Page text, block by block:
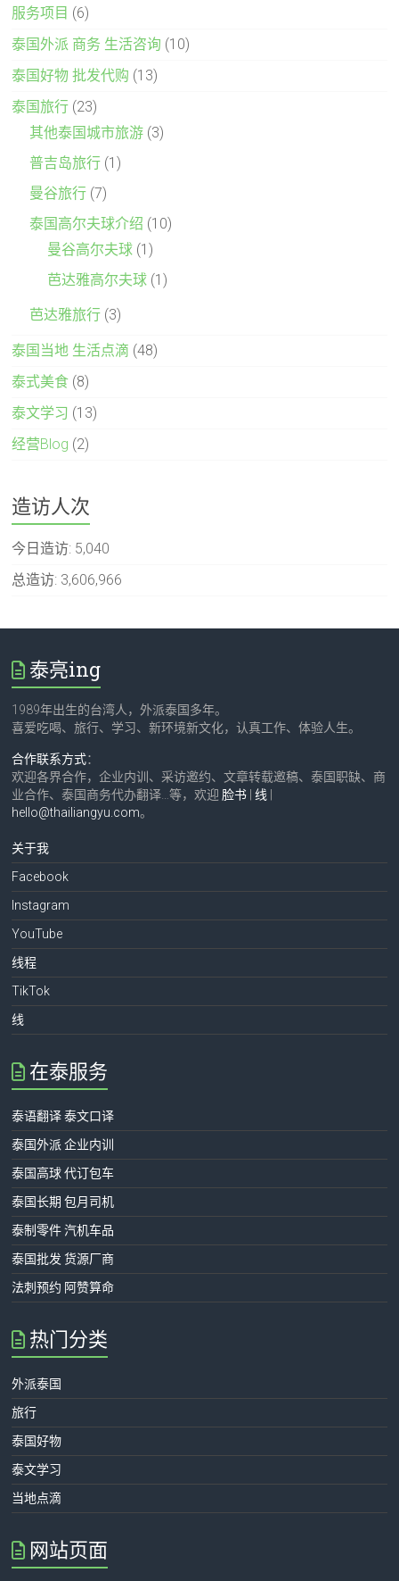
服务项目 (6)
泰国外派 商务 生活咨询 (10)
泰国好物 批发代购 (13)
泰国旅行 (23)
其他泰国城市旅游 (3)
普吉岛旅行 (1)
曼谷旅行 (7)
泰国高尔夫球介绍 (10)
曼谷高尔夫球 (1)
芭达雅高尔夫球 (1)
芭达雅旅行 (3)
泰国当地 生活点滴 (48)
泰式美食 (8)
泰文学习 (13)
经营Blog (2)
造访人次
今日造访: 5,040
总造访: 3,606,966
泰亮ing
1989年出生的台湾人，外派泰国多年。
喜爱吃喝、旅行、学习、新环境新文化，认真工作、体验人生。
合作联系方式：
欢迎各界合作，企业内训、采访邀约、文章转载邀稿、泰国职缺、商
业合作、泰国商务代办翻译…等，欢迎 脸书 |线
hello@thailiangyu.com。
关于我
Facebook
Instagram
YouTube
线程
TikTok
线
在泰服务
泰语翻译 泰文口译
泰国外派 企业内训
泰国高球 代订包车
泰国长期 包月司机
泰制零件 汽机车品
泰国批发 货源厂商
法刺预约 阿赞算命
热门分类
外派泰国
旅行
泰国好物
泰文学习
当地点滴
网站页面